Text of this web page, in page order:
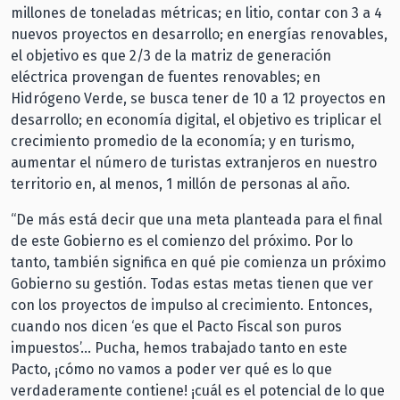
millones de toneladas métricas; en litio, contar con 3 a 4
nuevos proyectos en desarrollo; en energías renovables,
el objetivo es que 2/3 de la matriz de generación
eléctrica provengan de fuentes renovables; en
Hidrógeno Verde, se busca tener de 10 a 12 proyectos en
desarrollo; en economía digital, el objetivo es triplicar el
crecimiento promedio de la economía; y en turismo,
aumentar el número de turistas extranjeros en nuestro
territorio en, al menos, 1 millón de personas al año.
“De más está decir que una meta planteada para el final
de este Gobierno es el comienzo del próximo. Por lo
tanto, también significa en qué pie comienza un próximo
Gobierno su gestión. Todas estas metas tienen que ver
con los proyectos de impulso al crecimiento. Entonces,
cuando nos dicen ‘es que el Pacto Fiscal son puros
impuestos’… Pucha, hemos trabajado tanto en este
Pacto, ¡cómo no vamos a poder ver qué es lo que
verdaderamente contiene! ¡cuál es el potencial de lo que